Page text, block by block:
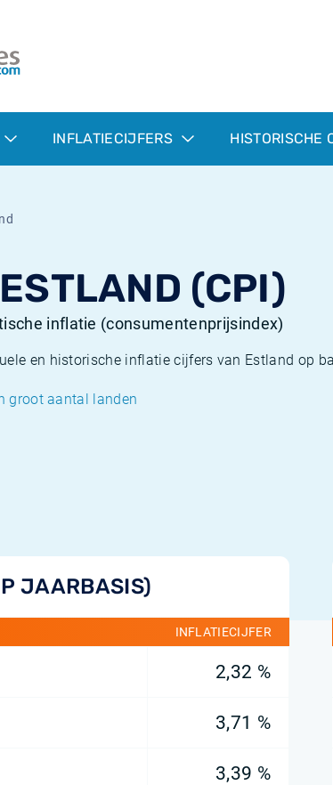
INFLATIECIJFERS HISTORISCHE
(CPI)
inflatie (consumentenprijsindex)
en historische inflatie cijfers van Estland op
groot aantal landen
JAARBASIS)
INFLATIECIJFER
2,32 %
3,71 %
3,39 %